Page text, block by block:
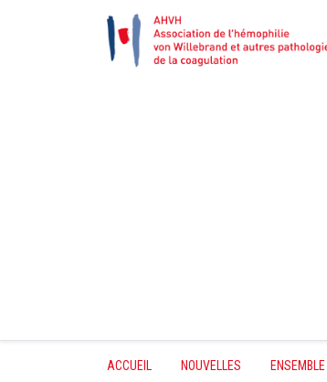
ACCUEIL NOUVELLES